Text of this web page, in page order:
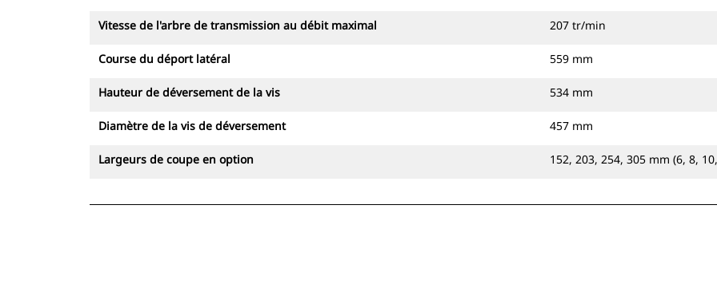
Vitesse de l'arbre de transmission au débit maximal 207 tr/min
Course du déport latéral 559 mm
Hauteur de déversement de la vis 534 mm
Diamètre de la vis de déversement 457 mm
Largeurs de coupe en option 152, 203, 254, 305 mm (6, 8,